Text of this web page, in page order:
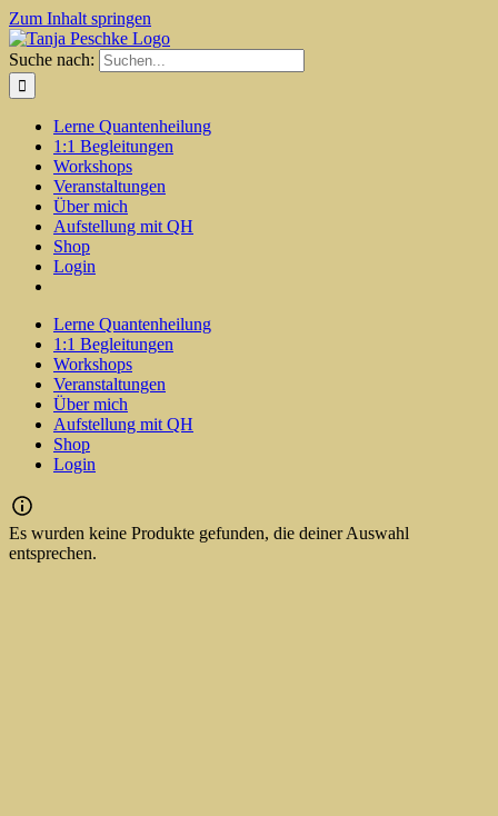
Zum Inhalt springen
Suche nach:
Lerne Quantenheilung
1:1 Begleitungen
Workshops
Veranstaltungen
Über mich
Aufstellung mit QH
Shop
Login
Lerne Quantenheilung
1:1 Begleitungen
Workshops
Veranstaltungen
Über mich
Aufstellung mit QH
Shop
Login
Es wurden keine Produkte gefunden, die deiner Auswahl
entsprechen.